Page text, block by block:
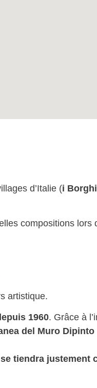
d’Italie (i
compositions lors
artistique.
1960. Grâce à
del Muro Dipinto
tiendra justement